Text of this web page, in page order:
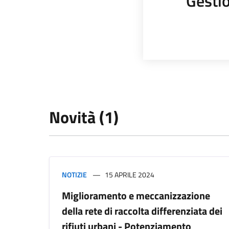
Novità (1)
NOTIZIE 15 APRILE 2024
Miglioramento e meccanizzazione
della rete di raccolta differenziata dei